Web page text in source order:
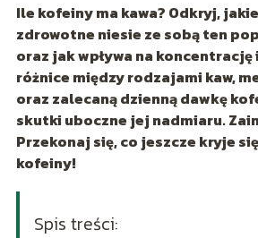
Ile kofeiny ma kawa? Odkryj,
zdrowotne niesie ze sobą ten
oraz jak wpływa na koncentrację
różnice między rodzajami kaw,
oraz zalecaną dzienną dawkę
skutki uboczne jej nadmiaru.
Przekonaj się, co jeszcze kryje
kofeiny!
Spis treści: